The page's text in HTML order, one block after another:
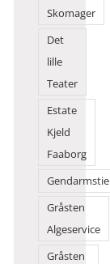
Skomager
Det
lille
Teater
Estate
Kjeld
Faaborg
Gråsten
Algeservice
Gråsten